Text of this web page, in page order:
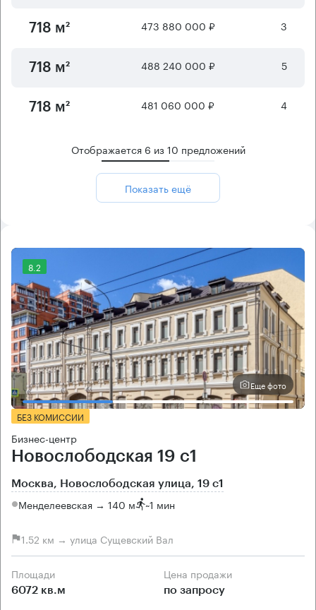
718 м² 473 880 000 ₽ 3
718 м² 488 240 000 ₽ 5
718 м² 481 060 000 ₽ 4
Отображается 6 из10 предложений
Показать ещё
8.2
Еще фото
БЕЗ КОМИССИИ
Бизнес-центр
Новослободская 19 с1
Москва, Новослободская улица, 19 с1
Менделеевская → 140 м ~1 мин
1.52 км → улица Сущевский Вал
Площади
6072 кв.м
Цена продажи
по запросу